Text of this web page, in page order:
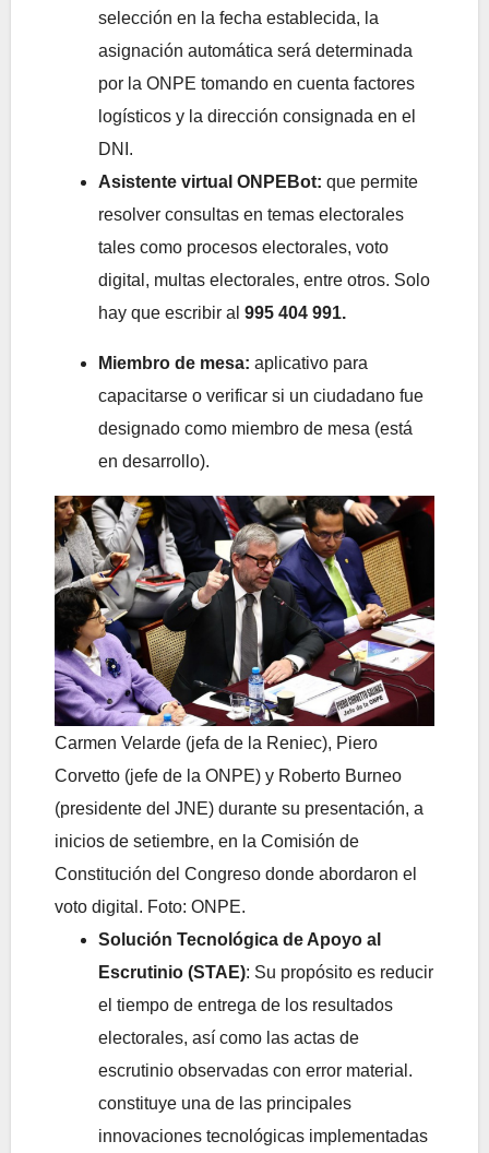
selección en la fecha establecida, la
asignación automática será determinada
por la ONPE tomando en cuenta factores
logísticos y la dirección consignada en el
DNI.
Asistente virtual ONPEBot: que permite
resolver consultas en temas electorales
tales como procesos electorales, voto
digital, multas electorales, entre otros. Solo
hay que escribir al 995 404 991.
Miembro de mesa: aplicativo para
capacitarse o verificar si un ciudadano fue
designado como miembro de mesa (está
en desarrollo).
Carmen Velarde (jefa de la Reniec), Piero
Corvetto (jefe de la ONPE) y Roberto Burneo
(presidente del JNE) durante su presentación, a
inicios de setiembre, en la Comisión de
Constitución del Congreso donde abordaron el
voto digital. Foto: ONPE.
Solución Tecnológica de Apoyo al
Escrutinio (STAE): Su propósito es reducir
el tiempo de entrega de los resultados
electorales, así como las actas de
escrutinio observadas con error material.
constituye una de las principales
innovaciones tecnológicas implementadas